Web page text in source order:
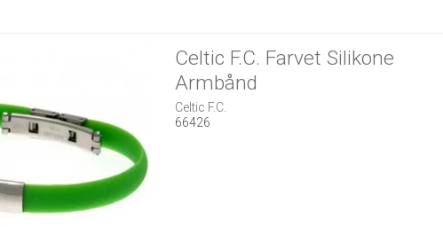
Celtic F.C. Farvet Silikone
Armbånd
Celtic F.C.
66426